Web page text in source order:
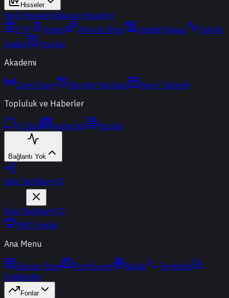
Hisseler
Yerli HisselerYabancı Hisseler
ETF
Kripto Altın & Döviz Vadeli Piyasa
Teknik
Analiz
Araçlar
Akademi
Canlı Yayın Geçmiş Yayınlar
Yayın Takvimi
Topluluk ve Haberler
t-Chat Haberler Yazılar
Bağlantı Yok
Giriş YapKayıt Ol
Giriş YapKayıt Ol
PRO Üyelik
Ana Menu
Günün Özeti Portföyüm Radar
Terminal
Endeksler
Fonlar